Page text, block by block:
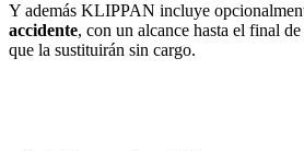
Y además KLIPPAN incluye
accidente, con un alcance hasta el final
que la sustituirán sin cargo.